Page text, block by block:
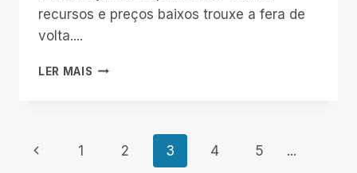
recursos e preços baixos trouxe a fera de
volta....
LER MAIS VERDADE
Navegação
Página
1 2 3 4 5 ...